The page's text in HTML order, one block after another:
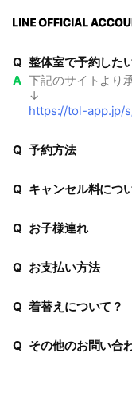
Q 整体室で予約した
A 下記のサイトより
↓
https://tol-app.jp/
Q 予約方法
Q キャンセル料につ
Q お子様連れ
Q お支払い方法
Q 着替えについて？
Q その他のお問い合